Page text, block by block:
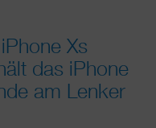
Xs
das iPhone
am Lenker